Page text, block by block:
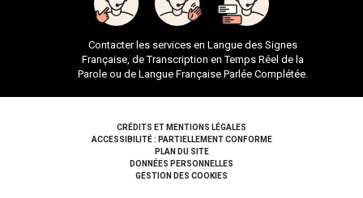
Contacter les services en Langue des Signes
Française, de Transcription en Temps Réel de la
Parole ou de Langue Française Parlée Complétée.
Pied de pageCRÉDITS ET MENTIONS LÉGALES
ACCESSIBILITÉ : PARTIELLEMENT CONFORME
PLAN DU SITE
DONNÉES PERSONNELLES
GESTION DES COOKIES